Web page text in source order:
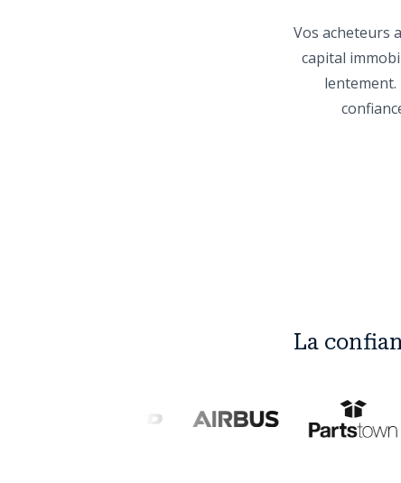
Vos acheteurs
capital
La